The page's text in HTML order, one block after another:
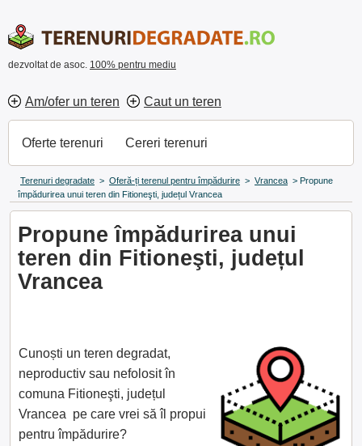
dezvoltat de asoc. 100% pentru mediu
Am/ofer un teren Caut un teren
Oferte terenuri Cereri terenuri
Terenuri degradate > Oferă-ți terenul pentru împădurire > Vrancea > Propune
împădurirea unui teren din Fitioneşti, județul Vrancea
Propune împădurirea unui
teren din Fitioneşti, județul
Vrancea
Cunoști un teren degradat,
neproductiv sau nefolosit în
comuna Fitioneşti, județul
Vrancea pe care vrei să îl propui
pentru împădurire?